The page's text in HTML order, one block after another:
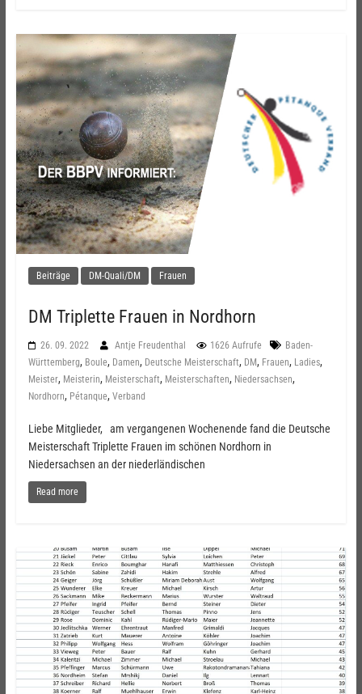
Beiträge DM-Quali/DM Frauen
DM Triplette Frauen in Nordhorn
26. 09. 2022 Antje Freudenthal 1626 Aufrufe
Baden-
Württemberg, Boule, Damen, Deutsche Meisterschaft, DM, Frauen, Ladies,
Meister, Meisterin, Meisterschaft, Meisterschaften, Niedersachsen,
Nordhorn, Pétanque, Verband
Liebe Mitglieder, am vergangenen Wochenende fand die Deutsche
Meisterschaft Triplette Frauen im schönen Nordhorn in
Niedersachsen an der niederländischen
Read more